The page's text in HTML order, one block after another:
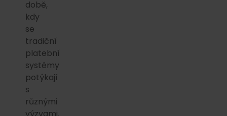
době,
kdy
se
tradiční
platební
systémy
potýkají
s
různými